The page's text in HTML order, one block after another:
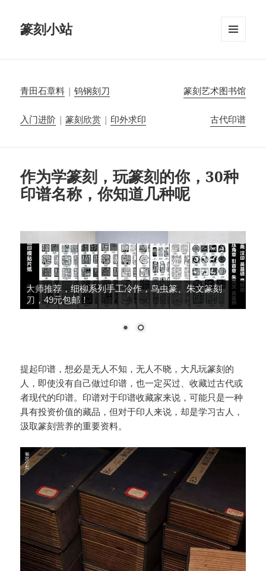
篆刻小站
青田石章料 |钨钢刻刀 篆刻艺术图书馆
入门进阶 |篆刻欣赏 | 印外求印 古代印谱
作为学篆刻，玩篆刻的你，30种
印谱名称，你知道几种呢
大师推荐，细柳系列手工冷作，鸟虫篆、朱文篆刻
刀，49元包邮！
提起印谱，想必是无人不知，无人不晓，大凡玩篆刻的
人，即使没有自己做过印谱，也一定买过、收藏过古代或
者现代的印谱。印谱对于印谱收藏家来说，可能只是一种
具有投资价值的藏品，但对于印人来说，却是学习古人，
汲取篆刻营养的重要资料。